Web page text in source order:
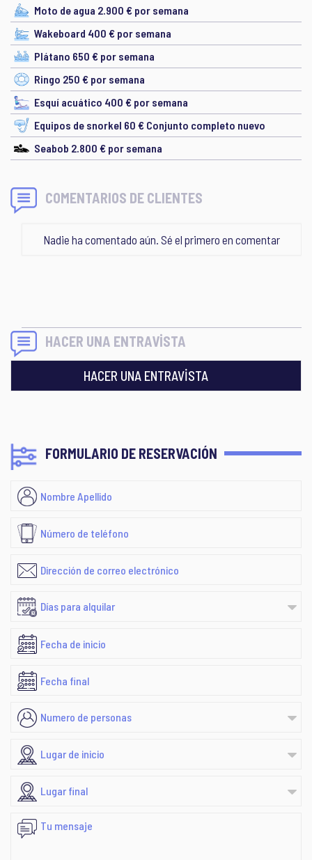
Moto de agua 2.900 € por semana
Wakeboard 400 € por semana
Plátano 650 € por semana
Ringo 250 € por semana
Esquí acuático 400 € por semana
Equipos de snorkel 60 € Conjunto completo nuevo
Seabob 2.800 € por semana
COMENTARIOS DE CLIENTES
Nadie ha comentado aún. Sé el primero en comentar
HACER UNA ENTRAVİSTA
HACER UNA ENTRAVİSTA
FORMULARIO DE RESERVACIÓN